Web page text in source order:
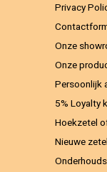
Privacy
Onze
Onze
Persoonlijk
5% Loyalty
Hoekzetel
Nieuwe